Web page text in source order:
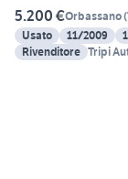
5.200 €Orbassano(
Usato
11/2009
Rivenditore Tripi